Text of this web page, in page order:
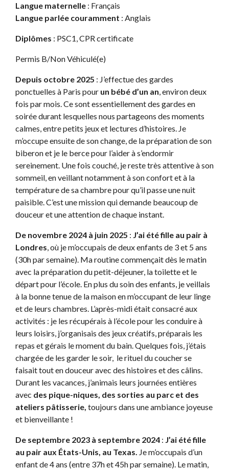
Langue maternelle : Français
Langue parlée couramment : Anglais
Diplômes : PSC1, CPR certificate
Permis B/Non Véhiculé(e)
Depuis octobre 2025 : J’effectue des gardes
ponctuelles à Paris pour un bébé d’un an, environ deux
fois par mois. Ce sont essentiellement des gardes en
soirée durant lesquelles nous partageons des moments
calmes, entre petits jeux et lectures d’histoires. Je
m’occupe ensuite de son change, de la préparation de son
biberon et je le berce pour l’aider à s’endormir
sereinement. Une fois couché, je reste très attentive à son
sommeil, en veillant notamment à son confort et à la
température de sa chambre pour qu’il passe une nuit
paisible. C’est une mission qui demande beaucoup de
douceur et une attention de chaque instant.
De novembre 2024 à juin 2025 : J’ai été fille au pair à
Londres, où je m’occupais de deux enfants de 3 et 5 ans
(30h par semaine). Ma routine commençait dès le matin
avec la préparation du petit-déjeuner, la toilette et le
départ pour l’école. En plus du soin des enfants, je veillais
à la bonne tenue de la maison en m’occupant de leur linge
et de leurs chambres. L’après-midi était consacré aux
activités : je les récupérais à l’école pour les conduire à
leurs loisirs, j’organisais des jeux créatifs, préparais les
repas et gérais le moment du bain. Quelques fois, j’étais
chargée de les garder le soir, le rituel du coucher se
faisait tout en douceur avec des histoires et des câlins.
Durant les vacances, j’animais leurs journées entières
avec des pique-niques, des sorties au parc et des
ateliers pâtisserie, toujours dans une ambiance joyeuse
et bienveillante !
De septembre 2023 à septembre 2024 : J’ai été fille
au pair aux États-Unis, au Texas. Je m’occupais d’un
enfant de 4 ans (entre 37h et 45h par semaine). Le matin,